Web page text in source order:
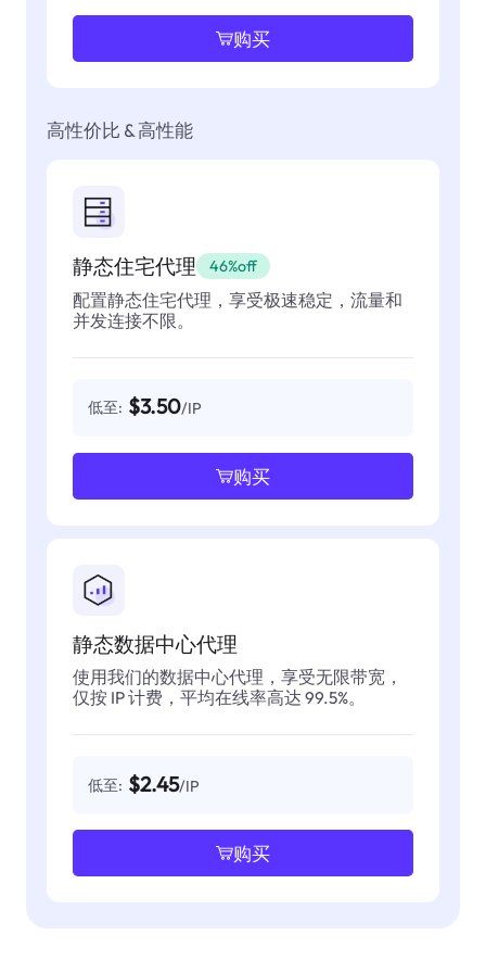
购买
高性价比 & 高性能
静态住宅代理 46%off
配置静态住宅代理，享受极速稳定，流量和
并发连接不限。
低至: $3.50/IP
购买
静态数据中心代理
使用我们的数据中心代理，享受无限带宽，
仅按 IP 计费，平均在线率高达 99.5%。
低至: $2.45/IP
购买